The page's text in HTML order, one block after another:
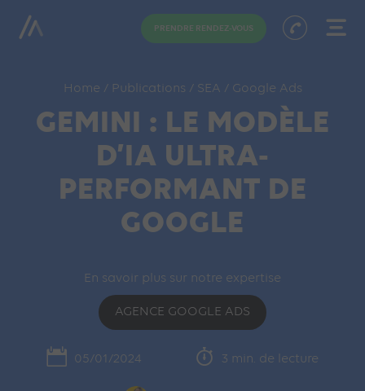
PRENDRE RENDEZ-VOUS
Home / Publications / SEA / Google Ads
GEMINI : LE MODÈLE
D’IA ULTRA-
PERFORMANT DE
GOOGLE
En savoir plus sur notre expertise
AGENCE GOOGLE ADS
05/01/2024 3 min. de lecture